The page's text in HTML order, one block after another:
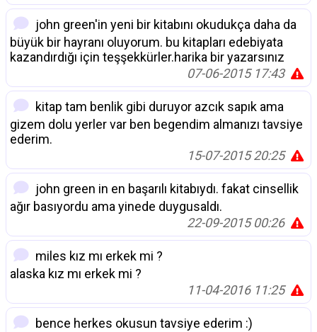
john green'in yeni bir kitabını okudukça daha da
büyük bir hayranı oluyorum. bu kitapları edebiyata
kazandırdığı için teşşekkürler.harika bir yazarsınız
07-06-2015 17:43
kitap tam benlik gibi duruyor azcık sapık ama
gizem dolu yerler var ben begendim almanızı tavsiye
ederim.
15-07-2015 20:25
john green in en başarılı kitabıydı. fakat cinsellik
ağır basıyordu ama yinede duygusaldı.
22-09-2015 00:26
miles kız mı erkek mi ?
alaska kız mı erkek mi ?
11-04-2016 11:25
bence herkes okusun tavsiye ederim :)